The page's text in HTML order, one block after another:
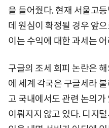
을 들어줬다. 현재 서울고
데 원심이 확정될 경우 앞
이는 수익에 대한 과세는
구글의 조세 회피 논란은
에 세계 각국은 구글세라
고 국내에서도 관련 논의
이뤄지지 않고 있다. 디지